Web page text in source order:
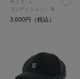
サイズ：L
コンディション：
B
3,600円（税込）